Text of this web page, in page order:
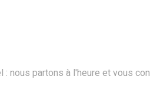
: nous partons à l'heure et vous